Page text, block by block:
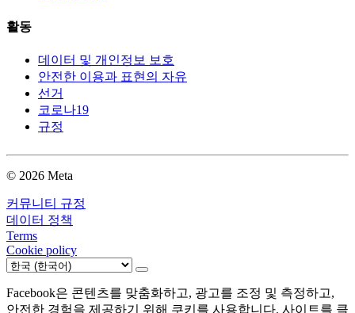
활동
데이터 및 개인정보 보호
안전한 이용과 표현의 자유
선거
코로나19
규정
© 2026 Meta
커뮤니티 규정
데이터 정책
Terms
Cookie policy
Facebook은 콘텐츠를 맞춤화하고, 광고를 조정 및 측정하고,
안전한 경험을 제공하기 위해 쿠키를 사용합니다. 사이트를 클